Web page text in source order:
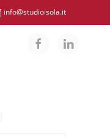
info@studioisola.it